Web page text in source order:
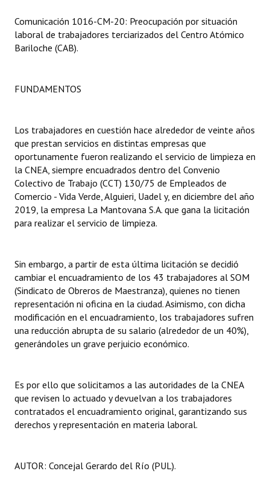
Comunicaciones
Resoluciones
INSTITUCIONAL
Antiguos Pobladores
Noticias Destacadas
Registros y Distinciones
Premio al Mérito - Registro
Audiencias Públicas - Registro
Mujeres que Dejaron Huellas - Registro
Periodistas Decanos - Registro
Banca del Vecino - Registro
Huéspedes de Honor - Registro
Reconocimientos - Registro
Comunicación 1016-CM-20: Preocupación por situación
laboral de trabajadores terciarizados del Centro Atómico
Bariloche (CAB).
FUNDAMENTOS
Los trabajadores en cuestión hace alrededor de veinte años
que prestan servicios en distintas empresas que
oportunamente fueron realizando el servicio de limpieza en
la CNEA, siempre encuadrados dentro del Convenio
Colectivo de Trabajo (CCT) 130/75 de Empleados de
Comercio - Vida Verde, Alguieri, Uadel y, en diciembre del año
2019, la empresa La Mantovana S.A. que gana la licitación
para realizar el servicio de limpieza.
Sin embargo, a partir de esta última licitación se decidió
cambiar el encuadramiento de los 43 trabajadores al SOM
(Sindicato de Obreros de Maestranza), quienes no tienen
representación ni oficina en la ciudad. Asimismo, con dicha
modificación en el encuadramiento, los trabajadores sufren
una reducción abrupta de su salario (alrededor de un 40%),
generándoles un grave perjuicio económico.
Es por ello que solicitamos a las autoridades de la CNEA
que revisen lo actuado y devuelvan a los trabajadores
contratados el encuadramiento original, garantizando sus
derechos y representación en materia laboral.
AUTOR: Concejal Gerardo del Río (PUL).